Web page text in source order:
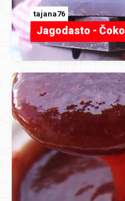
tajana76
Jagodasto -